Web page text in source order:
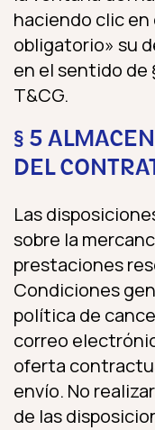
haciendo clic en
obligatorio» su
en el sentido de
T&CG.
§ 5
DEL
Las
sobre la
prestaciones
Condiciones
política de
correo
oferta
envío. No
de las